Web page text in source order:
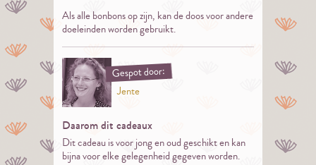
Als alle bonbons op zijn, kan de doos voor andere
doeleinden worden gebruikt.
Gespot door:
Jente
Daarom dit cadeaux
Dit cadeau is voor jong en oud geschikt en kan
bijna voor elke gelegenheid gegeven worden.